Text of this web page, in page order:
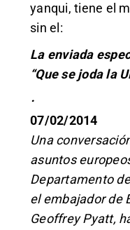
yanqui, tiene el
sin el:
La enviada
“Que se joda la
·
07/02/2014
Una
asuntos
Departamento
el embajador de
Geoffrey Pyatt,